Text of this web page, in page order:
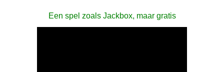
Een spel zoals Jackbox, maar gratis